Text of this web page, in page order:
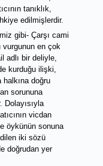
tanıklık,
edilmişlerdir.
gibi- Çarşı cami
vurgunun en çok
adlı bir deliyle,
kurduğu ilişki,
halkına doğru
sorununa
vicdan
öykünün sonuna
iki sözü
doğrudan yer